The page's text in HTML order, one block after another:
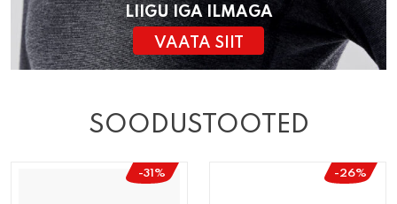
LIIGU IGA ILMAGA
VAATA SIIT
SOODUSTOOTED
-31% -26%